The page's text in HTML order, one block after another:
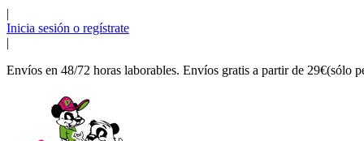
|
Inicia sesión o regístrate
|
Envíos en 48/72 horas laborables. Envíos gratis a partir de 29€(sólo